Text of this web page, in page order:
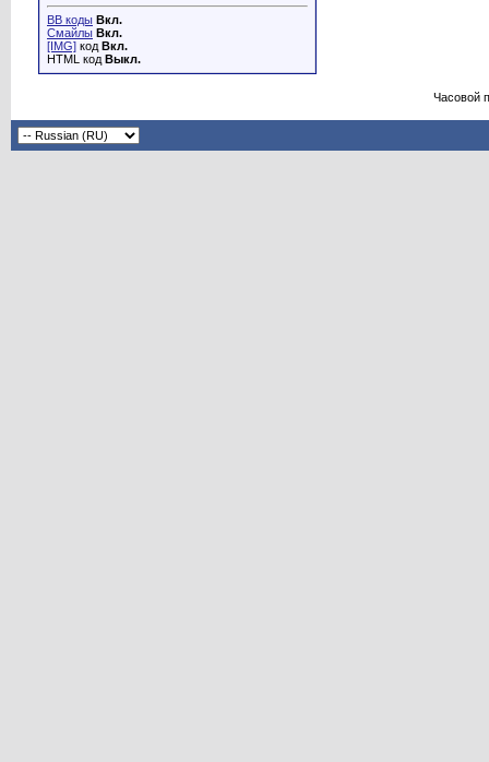
BB коды Вкл.
Смайлы Вкл.
[IMG] код Вкл.
HTML код Выкл.
Часовой